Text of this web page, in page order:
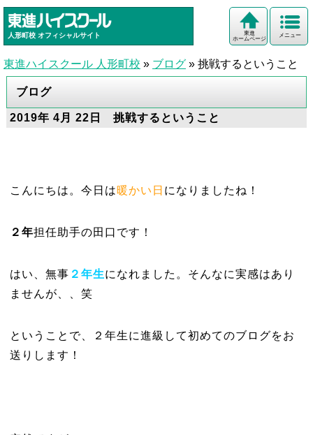
人形町校 オフィシャルサイト メニュー
東進
ホームページ
東進ハイスクール 人形町校 » ブログ » 挑戦するということ
ブログ
2019年 4月 22日 挑戦するということ
こんにちは。今日は暖かい日 になりましたね！
２年担任助手の田口です！
はい、無事 ２ 年生になれました。そんなに実感はあり
ませんが、、笑
ということで、２年生に進級して初めてのブログをお
送りします！